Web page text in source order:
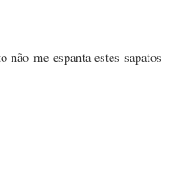
me espanta estes sapatos